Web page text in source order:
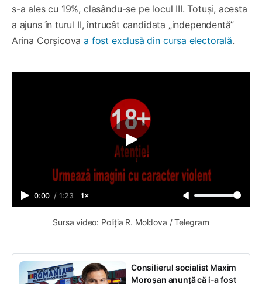
s-a ales cu 19%, clasându-se pe locul III. Totuși, acesta
a ajuns în turul II, întrucât candidata „independentă”
Arina Corșicovaa fost exclusă din cursa electorală.
0:00 / 1:23 1×
Sursa video: Poliția R. Moldova / Telegram
Consilierul socialist Maxim
Moroșan anunță că i-a fost